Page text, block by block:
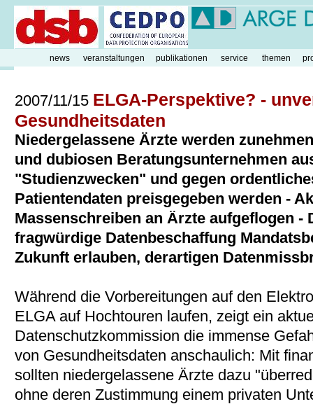
2007/11/15 ELGA-Perspektive? -
Gesundheitsdaten
Niedergelassene Ärzte werden
und dubiosen Beratungsunternehmen
"Studienzwecken" und gegen
Patientendaten preisgegeben werden -
Massenschreiben an Ärzte aufgeflogen -
fragwürdige Datenbeschaffung
Zukunft erlauben, derartigen
Während die Vorbereitungen auf den
ELGA auf Hochtouren laufen, zeigt ein
Datenschutzkommission die immense
von Gesundheitsdaten anschaulich: Mit
sollten niedergelassene Ärzte dazu
ohne deren Zustimmung einem privaten
news veranstaltungen publikationen service themen